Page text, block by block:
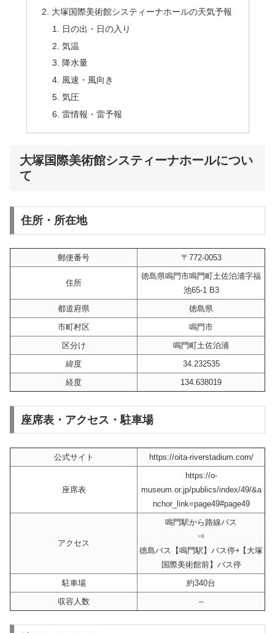
大塚国際美術館システィーナホールの天気予報
日の出・日の入り
気温
降水量
風速・風向き
気圧
雷情報・雷予報
大塚国際美術館システィーナホールについ
て
住所・所在地
郵便番号 〒772-0053
住所
徳島県鳴門市鳴門町土佐泊浦字福
池65-1 B3
都道府県
徳島県
市町村区
鳴門市
区分け
鳴門町土佐泊浦
緯度
34.232535
経度
134.638019
座席表・アクセス・駐車場
公式サイト https://oita-riverstadium.com/
座席表
https://o-
museum.or.jp/publics/index/49/&a
nchor_link=page49#page49
アクセス
鳴門駅から路線バス
⇒
徳島バス【鳴門駅】バス停￫【大塚
国際美術館前】バス停
駐車場
約340台
収容人数
–